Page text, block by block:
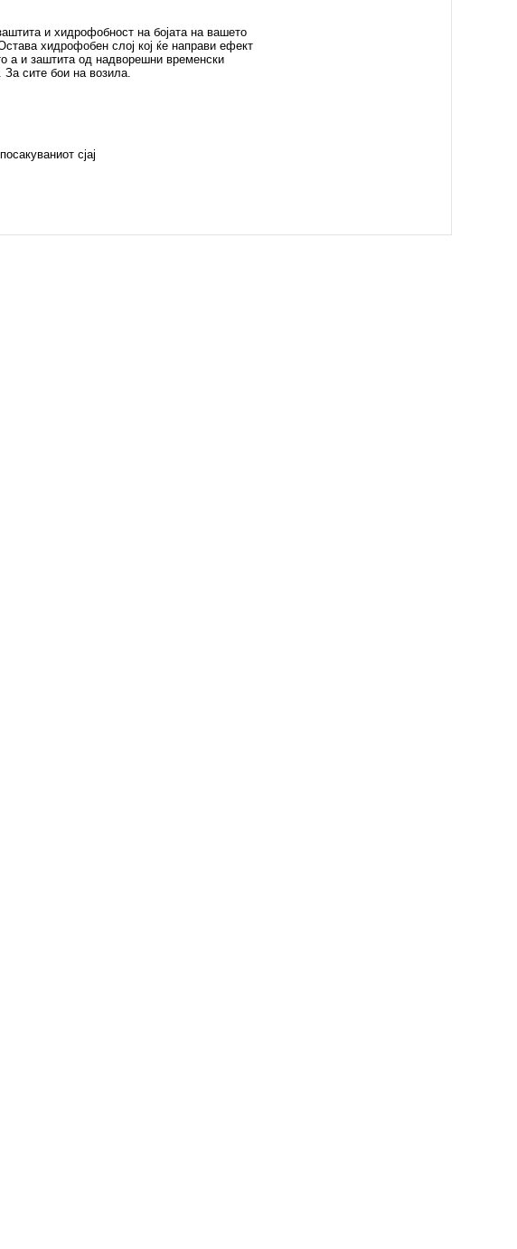
и хидрофобност на бојата на вашето
хидрофобен слој кој ќе направи ефект
а и заштита од надворешни временски
За сите бои на возила.
сјај